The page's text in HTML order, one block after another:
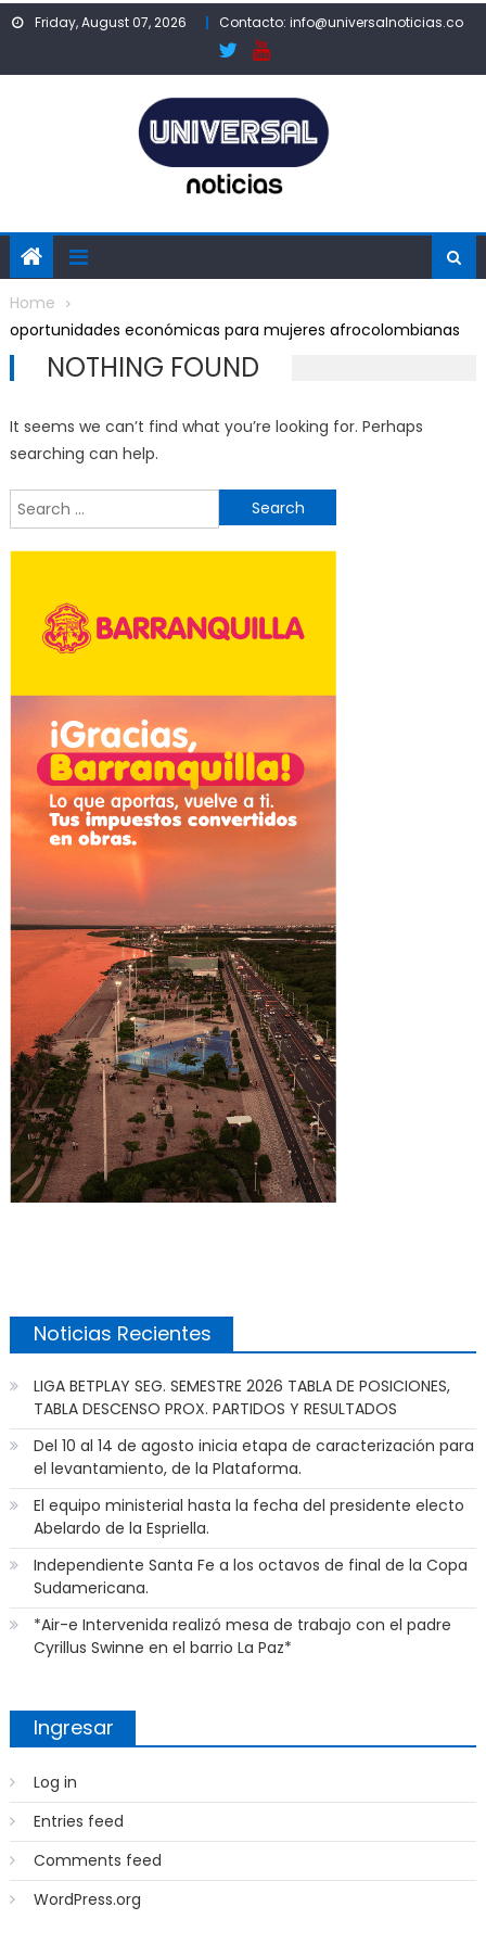
Skip
Friday, August 07, 2026 Contacto: info@universalnoticias.co
Home
oportunidades económicas para mujeres afrocolombianas
NOTHING FOUND
It seems we can’t find what you’re looking for. Perhaps
searching can help.
for:
Noticias Recientes
LIGA BETPLAY SEG. SEMESTRE 2026 TABLA DE POSICIONES,
TABLA DESCENSO PROX. PARTIDOS Y RESULTADOS
Del 10 al 14 de agosto inicia etapa de caracterización para
el levantamiento, de la Plataforma.
El equipo ministerial hasta la fecha del presidente electo
Abelardo de la Espriella.
Independiente Santa Fe a los octavos de final de la Copa
Sudamericana.
*Air-e Intervenida realizó mesa de trabajo con el padre
Cyrillus Swinne en el barrio La Paz*
Ingresar
Log in
Entries feed
Comments feed
WordPress.org